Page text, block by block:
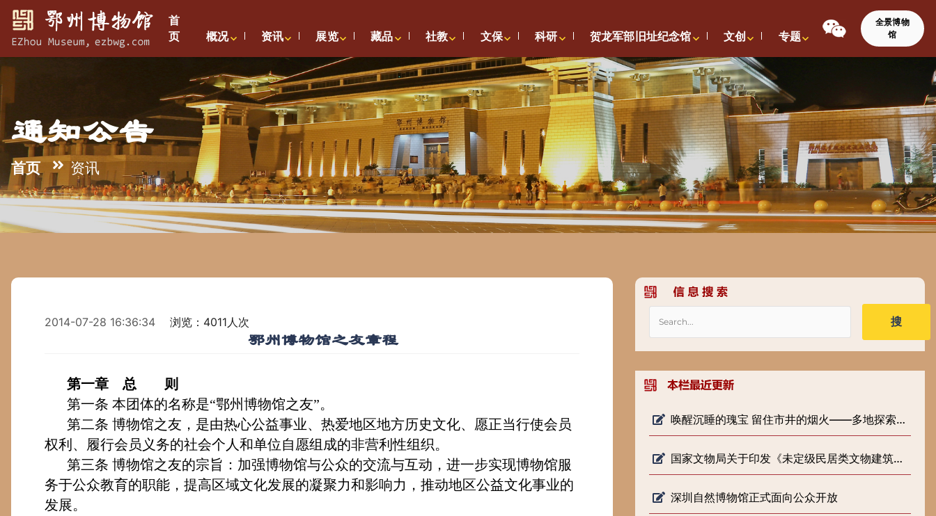
首
页
概况 资讯 展览 藏品 社教 文保 科研 贺龙军部旧址纪念馆 文创 专题
全景博物
馆
通知公告
首页 资讯
2014-07-28 16:36:34 浏览：4011人次
鄂州博物馆之友章程
第一章 总 则
第一条 本团体的名称是“鄂州博物馆之友”。
第二条 博物馆之友，是由热心公益事业、热爱地区地方历史文化、愿正当行使会 员
权利、履行会员义务的社会个人和单位自愿组成的非营利性组织。
第三条 博物馆之友的宗旨：加强博物馆与公众的交流与互动，进一步实现博物馆服
务于公众教育的职能，提高区域文化发展的凝聚力和影响力，推动地区公益文化事业的
发展。
搜
唤醒沉睡的瑰宝 留住市井的烟火——多地探索低级别文物保护新路径
国家文物局关于印发《未定级民居类文物建筑修缮审批工作指引（试行）》的通知
深圳自然博物馆正式面向公众开放